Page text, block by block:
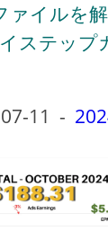
a
i
ァイルを
ステップ
11 -